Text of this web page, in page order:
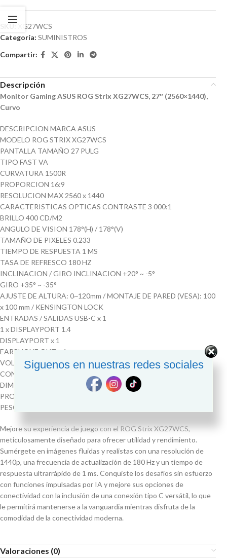
XG27WCS
Categoría: SUMINISTROS
Compartir:
Descripción
Monitor Gaming ASUS ROG Strix XG27WCS, 27″ (2560×1440),
Curvo
DESCRIPCION MARCA ASUS
MODELO ROG STRIX XG27WCS
PANTALLA TAMAÑO 27 PULG
TIPO FAST VA
CURVATURA 1500R
PROPORCION 16:9
RESOLUCION MAX 2560 x 1440
CARACTERISTICAS OPTICAS CONTRASTE 3 000:1
BRILLO 400 CD/M2
ANGULO DE VISION 178°(H) / 178°(V)
TAMAÑO DE PIXELES 0.233
TIEMPO DE RESPUESTA 1 MS
TASA DE REFRESCO 180 HZ
INCLINACION / GIRO INCLINACION +20° ~ -5°
GIRO +35° ~ -35°
AJUSTE DE ALTURA: 0~120mm / MONTAJE DE PARED (VESA): 100
x 100 mm / KENSINGTON LOCK
ENTRADAS / SALIDAS USB-C x 1
1 x DISPLAYPORT 1.4
DISPLAYPORT x 1
EARPHONE OUT x 1
VOLTAJE DE ALIMENTACION 100 – 240 VAC / 50/60 Hz
CONSUMO DE ENERGIA CONSUMO DE ENERGIA <22.5W
DIMENSIONES DIMENSIONES SIN BASE (ANCHO x ALTURA x
PROFUNDIDAD) : 61.1 x 39.0 x 21.9 CM
PESO PESO 7.1 KG
Mejore su experiencia de juego con el ROG Strix XG27WCS,
meticulosamente diseñado para ofrecer utilidad y rendimiento.
Sumérgete en imágenes fluidas y realistas con una resolución de
1440p, una frecuencia de actualización de 180 Hz y un tiempo de
respuesta ultrarrápido de 1 ms. Conquiste los desafíos sin esfuerzo
con funciones impulsadas por IA y mejore sus opciones de
conectividad con la inclusión de una conexión tipo C versátil, lo que
le permitirá mantenerse a la vanguardia mientras disfruta de la
comodidad de la conectividad moderna.
Valoraciones (0)
Siguenos en nuestras redes sociales